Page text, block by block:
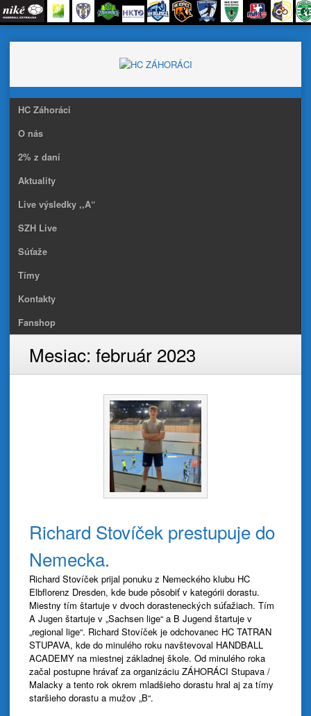
HC Záhoráci
O nás
2% z daní
Aktuality
Live výsledky ,,A“
SZH Live
Súťaže
Tímy
Kontakty
Fanshop
Mesiac: február 2023
Richard Stovíček prestupuje do
Nemecka.
Richard Stovíček prijal ponuku z Nemeckého klubu HC
Elbflorenz Dresden, kde bude pôsobiť v kategórii dorastu.
Miestny tím štartuje v dvoch dorasteneckých súťažiach. Tím
A Jugen štartuje v „Sachsen lige“ a B Jugend štartuje v
„regional lige“. Richard Stovíček je odchovanec HC TATRAN
STUPAVA, kde do minulého roku navštevoval HANDBALL
ACADEMY na miestnej základnej škole. Od minulého roka
začal postupne hrávať za organizáciu ZÁHORÁCI Stupava /
Malacky a tento rok okrem mladšieho dorastu hral aj za tímy
staršieho dorastu a mužov „B“.